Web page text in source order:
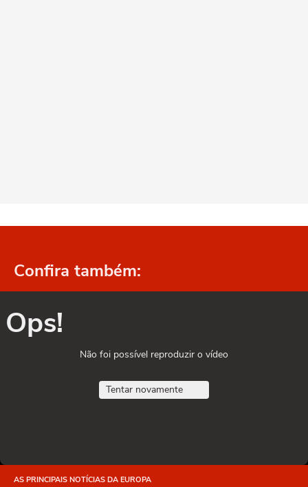
Confira também:
Ops!
Não foi possível reproduzir o vídeo
Tentar novamente
AS PRINCIPAIS NOTÍCIAS DA EUROPA